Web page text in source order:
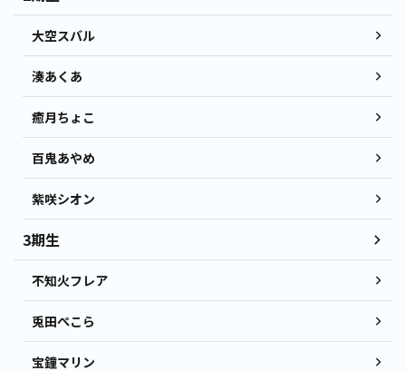
大空スバル
湊あくあ
癒月ちょこ
百鬼あやめ
紫咲シオン
3期生
不知火フレア
兎田ぺこら
宝鐘マリン